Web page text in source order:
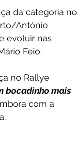
da categoria no
António
evoluir nas
Feio.
no Rallye
bocadinho mais
com a